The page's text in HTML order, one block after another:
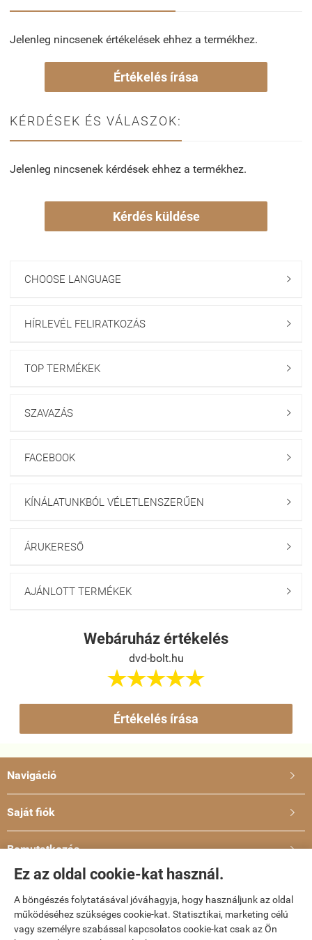
Ez az oldal cookie-kat használ.
A böngészés folytatásával jóváhagyja, hogy használjunk az oldal
működéséhez szükséges cookie-kat. Statisztikai, marketing célú
vagy személyre szabással kapcsolatos cookie-kat csak az Ön
Jelenleg nincsenek értékelések ehhez a termékhez.
Értékelés írása
KÉRDÉSEK ÉS VÁLASZOK:
Jelenleg nincsenek kérdések ehhez a termékhez.
Kérdés küldése
CHOOSE LANGUAGE 
HÍRLEVÉL FELIRATKOZÁS 
TOP TERMÉKEK 
SZAVAZÁS 
FACEBOOK 
KÍNÁLATUNKBÓL VÉLETLENSZERŰEN 
ÁRUKERESŐ 
AJÁNLOTT TERMÉKEK 
Webáruház értékelés
dvd-bolt.hu

Értékelés írása
Navigáció 
Saját fiók 
Bemutatkozás 
dvd-bolt.hu -Kemény Gábor EV-ÁSZF-Adatkezelési tájékoztató